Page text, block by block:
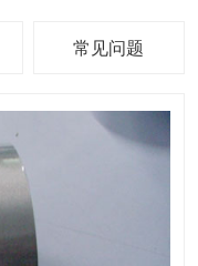
常见问题